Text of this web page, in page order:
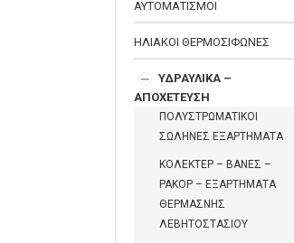
ΑΥΤΟΜΑΤΙΣΜΟΙ
ΗΛΙΑΚΟΙ ΘΕΡΜΟΣΙΦΩΝΕΣ
ΥΔΡΑΥΛΙΚΑ –
ΑΠΟΧΕΤΕΥΣΗ
ΠΟΛΥΣΤΡΩΜΑΤΙΚΟΙ
ΣΩΛΗΝΕΣ ΕΞΑΡΤΗΜΑΤΑ
ΚΟΛΕΚΤΕΡ – ΒΑΝΕΣ –
ΡΑΚΟΡ – ΕΞΑΡΤΗΜΑΤΑ
ΘΕΡΜΑΣΝΗΣ
ΛΕΒΗΤΟΣΤΑΣΙΟΥ